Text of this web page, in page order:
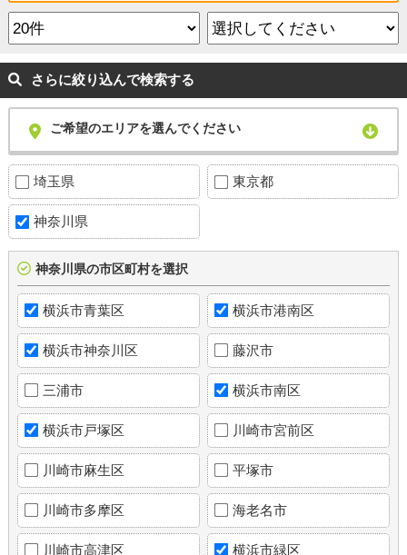
さらに絞り込んで検索する
ご希望のエリアを選んでください
埼玉県 東京都
神奈川県
神奈川県の市区町村を選択
横浜市青葉区 横浜市港南区
横浜市神奈川区 藤沢市
三浦市 横浜市南区
横浜市戸塚区 川崎市宮前区
川崎市麻生区 平塚市
川崎市多摩区 海老名市
川崎市高津区 横浜市緑区